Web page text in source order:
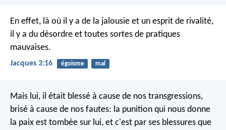
En effet, là où il y a de la jalousie et un esprit de rivalité,
il y a du désordre et toutes sortes de pratiques
mauvaises.
Jacques 3:16 égoisme mal
Mais lui, il était blessé à cause de nos transgressions,
brisé à cause de nos fautes: la punition qui nous donne
la paix est tombée sur lui, et c'est par ses blessures que